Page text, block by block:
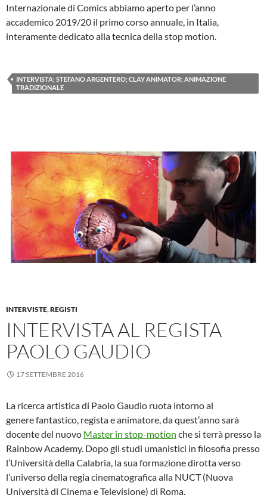
Internazionale di Comics abbiamo aperto per l’anno
accademico 2019/20 il primo corso annuale, in Italia,
interamente dedicato alla tecnica della stop motion.
INTERVISTA; STEFANO ARGENTERO; CLAY ANIMATOR; ANIMAZIONE
TRADIZIONALE
INTERVISTE,REGISTI
INTERVISTA AL REGISTA
PAOLO GAUDIO
17 SETTEMBRE 2016
La ricerca artistica di Paolo Gaudio ruota intorno al
genere fantastico, regista e animatore, da quest’anno sarà
docente del nuovo Master in stop-motion che si terrà presso la
Rainbow Academy. Dopo gli studi umanistici in filosofia presso
l’Università della Calabria, la sua formazione dirotta verso
l’universo della regia cinematografica alla NUCT (Nuova
Università di Cinema e Televisione) di Roma.